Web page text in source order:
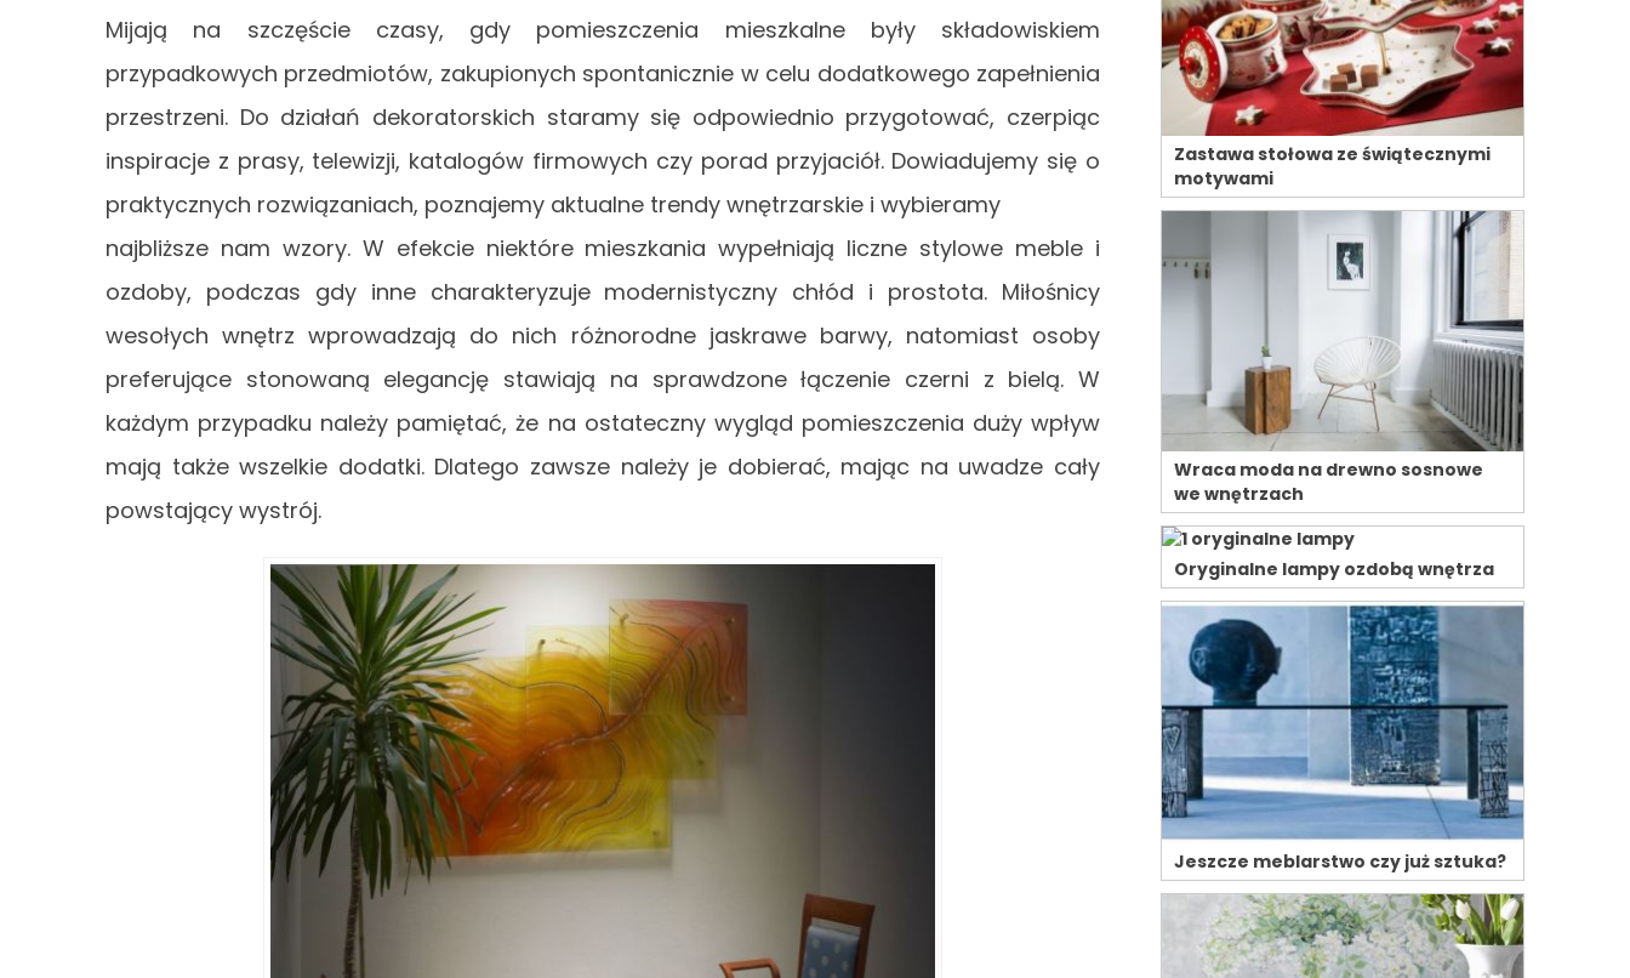
Mijają na szczęście czasy, gdy pomieszczenia mieszkalne były składowiskiem
przypadkowych przedmiotów, zakupionych spontanicznie w celu dodatkowego zapełnienia
przestrzeni. Do działań dekoratorskich staramy się odpowiednio przygotować, czerpiąc
inspiracje z prasy, telewizji, katalogów firmowych czy porad przyjaciół. Dowiadujemy się o
praktycznych rozwiązaniach, poznajemy aktualne trendy wnętrzarskie i wybieramy
najbliższe nam wzory. W efekcie niektóre mieszkania wypełniają liczne stylowe meble i
ozdoby, podczas gdy inne charakteryzuje modernistyczny chłód i prostota. Miłośnicy
wesołych wnętrz wprowadzają do nich różnorodne jaskrawe barwy, natomiast osoby
preferujące stonowaną elegancję stawiają na sprawdzone łączenie czerni z bielą. W
każdym przypadku należy pamiętać, że na ostateczny wygląd pomieszczenia duży wpływ
mają także wszelkie dodatki. Dlatego zawsze należy je dobierać, mając na uwadze cały
powstający wystrój.
Zastawa stołowa ze świątecznymi
motywami
Wraca moda na drewno sosnowe
we wnętrzach
Oryginalne lampy ozdobą wnętrza
Jeszcze meblarstwo czy już sztuka?